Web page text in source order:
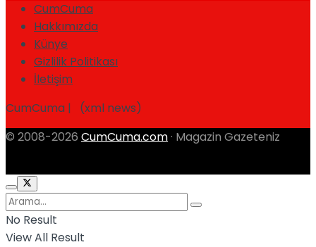
CumCuma
Hakkımızda
Künye
Gizlilik Politikası
İletişim
CumCuma | (xml news)
© 2008-2026 CumCuma.com · Magazin Gazeteniz
No Result
View All Result